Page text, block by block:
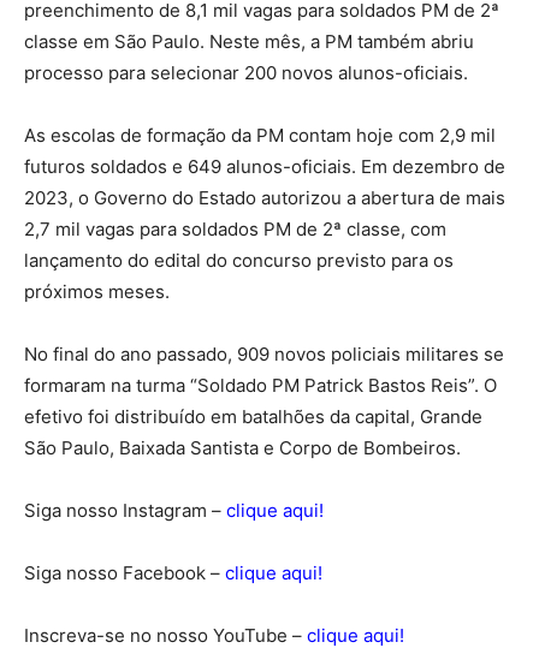
preenchimento de 8,1 mil vagas para soldados PM de 2ª
classe em São Paulo. Neste mês, a PM também abriu
processo para selecionar 200 novos alunos-oficiais.
As escolas de formação da PM contam hoje com 2,9 mil
futuros soldados e 649 alunos-oficiais. Em dezembro de
2023, o Governo do Estado autorizou a abertura de mais
2,7 mil vagas para soldados PM de 2ª classe, com
lançamento do edital do concurso previsto para os
próximos meses.
No final do ano passado, 909 novos policiais militares se
formaram na turma “Soldado PM Patrick Bastos Reis”. O
efetivo foi distribuído em batalhões da capital, Grande
São Paulo, Baixada Santista e Corpo de Bombeiros.
Siga nosso Instagram – clique aqui!
Siga nosso Facebook – clique aqui!
Inscreva-se no nosso YouTube – clique aqui!